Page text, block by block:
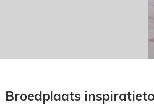
Broedplaats